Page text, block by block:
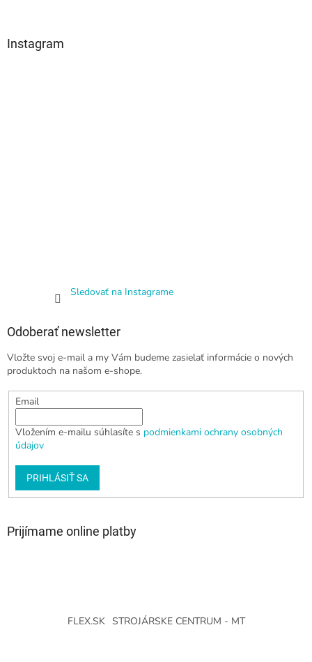
Instagram
Sledovať na Instagrame
Odoberať newsletter
Vložte svoj e-mail a my Vám budeme zasielať informácie o nových
produktoch na našom e-shope.
Email
Vložením e-mailu súhlasíte s podmienkami ochrany osobných
údajov
PRIHLÁSIŤ SA
Prijímame online platby
FLEX.SK STROJÁRSKE CENTRUM - MT